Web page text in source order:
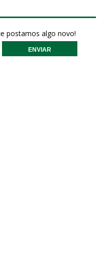
postamos algo novo!